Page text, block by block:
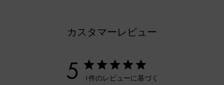
カスタマーレビュー
5 1件のレビューに基づく